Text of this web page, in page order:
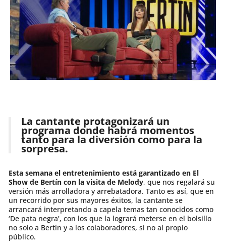
La cantante protagonizará un
programa donde habrá momentos
tanto para la diversión como para la
sorpresa.
Esta semana el entretenimiento está garantizado en El
Show de Bertín con la visita de Melody, que nos regalará su
versión más arrolladora y arrebatadora. Tanto es así, que en
un recorrido por sus mayores éxitos, la cantante se
arrancará interpretando a capela temas tan conocidos como
‘De pata negra’, con los que la logrará meterse en el bolsillo
no solo a Bertín y a los colaboradores, si no al propio
público.